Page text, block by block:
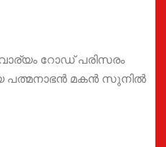
വാര്യം റോഡ് പരിസരം
പത്മനാഭൻ മകൻ സുനിൽ